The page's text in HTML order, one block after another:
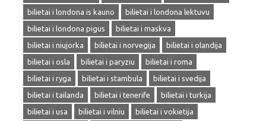
bilietai i londona is kauno
bilietai i londona lektuvu
bilietai i londona pigus
bilietai i maskva
bilietai i niujorka
bilietai i norvegija
bilietai i olandija
bilietai i osla
bilietai i paryziu
bilietai i roma
bilietai i ryga
bilietai i stambula
bilietai i svedija
bilietai i tailanda
bilietai i tenerife
bilietai i turkija
bilietai i usa
bilietai i vilniu
bilietai i vokietija